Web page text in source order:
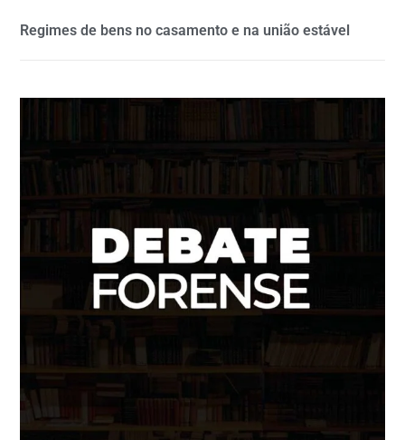
Regimes de bens no casamento e na união estável